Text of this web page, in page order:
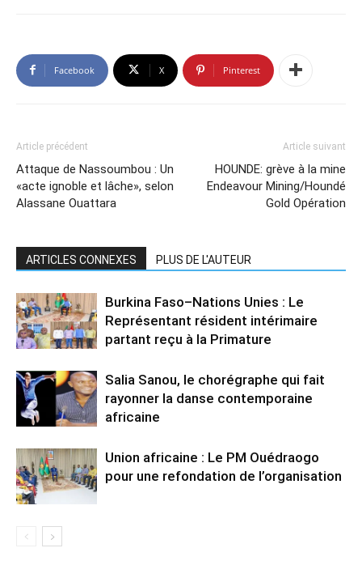
Facebook X Pinterest
Article précédent
Attaque de Nassoumbou : Un
«acte ignoble et lâche», selon
Alassane Ouattara
Article suivant
HOUNDE: grève à la mine
Endeavour Mining/Houndé
Gold Opération
ARTICLES CONNEXES PLUS DE L'AUTEUR
Burkina Faso–Nations Unies : Le
Représentant résident intérimaire
partant reçu à la Primature
Salia Sanou, le chorégraphe qui fait
rayonner la danse contemporaine
africaine
Union africaine : Le PM Ouédraogo
pour une refondation de l’organisation